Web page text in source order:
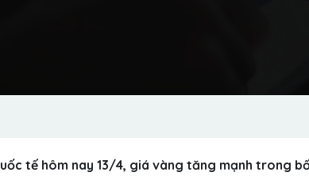
tế hôm nay 13/4, giá vàng tăng mạnh trong